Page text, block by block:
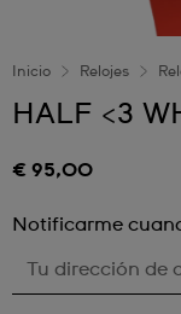
Inicio Relojes
HALF <3
€ 95,00
Notificarme
Tu dirección de